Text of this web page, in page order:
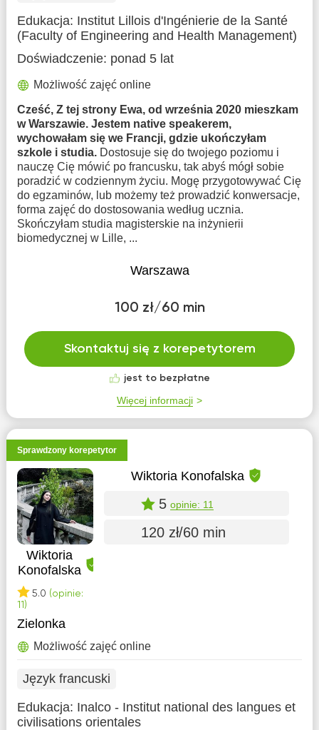
Edukacja: Institut Lillois d'Ingénierie de la Santé
(Faculty of Engineering and Health Management)
Doświadczenie: ponad 5 lat
Możliwość zajęć online
Cześć, Z tej strony Ewa, od września 2020 mieszkam
w Warszawie. Jestem native speakerem,
wychowałam się we Francji, gdzie ukończyłam
szkole i studia. Dostosuje się do twojego poziomu i
nauczę Cię mówić po francusku, tak abyś mógł sobie
poradzić w codziennym życiu. Mogę przygotowywać Cię
do egzaminów, lub możemy też prowadzić konwersacje,
forma zajęć do dostosowania według ucznia.
Skończyłam studia magisterskie na inżynierii
biomedycznej w Lille, ...
Warszawa
100 zł/60 min
Skontaktuj się z korepetytorem
jest to bezpłatne
Więcej informacji
Sprawdzony korepetytor
Wiktoria
Konofalska
5.0 (opinie:
11)
Wiktoria Konofalska
5 opinie: 11
120 zł/60 min
Zielonka
Możliwość zajęć online
Język francuski
Edukacja: Inalco - Institut national des langues et
civilisations orientales